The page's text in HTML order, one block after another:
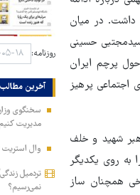
داشت. در میان
حسینی
پرچم ایران
اجتماعی پرهیز
رهبر شهید و خلف
به روی یکدیگر
همچنان ساز
روزنامه:
آخرین مطالب
سخنگوی
مدیریت کنیم
وال استریت
تردمیل
نمی‌رسیم؟